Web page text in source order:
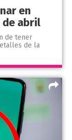
en
de abril
de tener
de la